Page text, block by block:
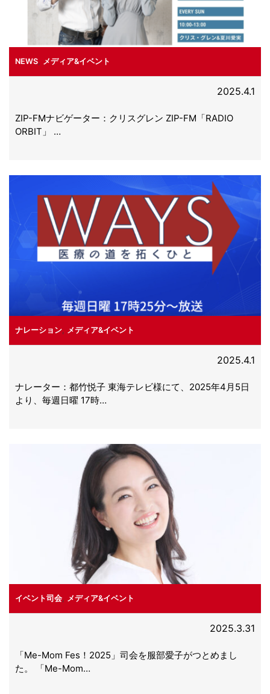
NEWS, メディア&イベント
2025.4.1
ZIP-FMナビゲーター：クリスグレン ZIP-FM「RADIO
ORBIT」 …
ナレーション, メディア&イベント
2025.4.1
ナレーター：都竹悦子 東海テレビ様にて、2025年4月5日
より、毎週日曜 17時…
イベント司会, メディア&イベント
2025.3.31
「Me-Mom Fes！2025」司会を服部愛子がつとめまし
た。 「Me-Mom…